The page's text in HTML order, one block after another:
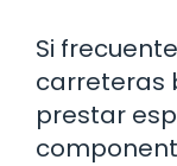
Si
carreteras
prestar